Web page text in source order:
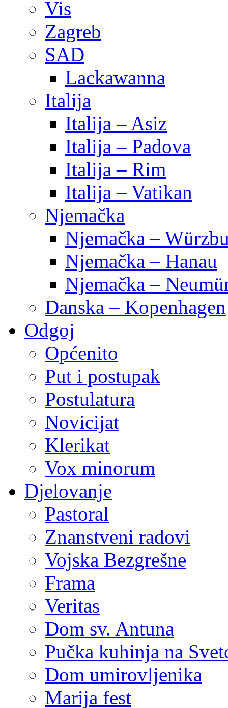
Vis
Zagreb
SAD
Lackawanna
Italija
Italija – Asiz
Italija – Padova
Italija – Rim
Italija – Vatikan
Njemačka
Njemačka –
Njemačka – Hanau
Njemačka –
Danska – Kopenhagen
Odgoj
Općenito
Put i postupak
Postulatura
Novicijat
Klerikat
Vox minorum
Djelovanje
Pastoral
Znanstveni radovi
Vojska Bezgrešne
Frama
Veritas
Dom sv. Antuna
Pučka kuhinja na
Dom umirovljenika
Marija fest